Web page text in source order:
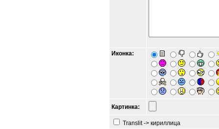
Иконка:
Картинка:
Translit -> кириллица